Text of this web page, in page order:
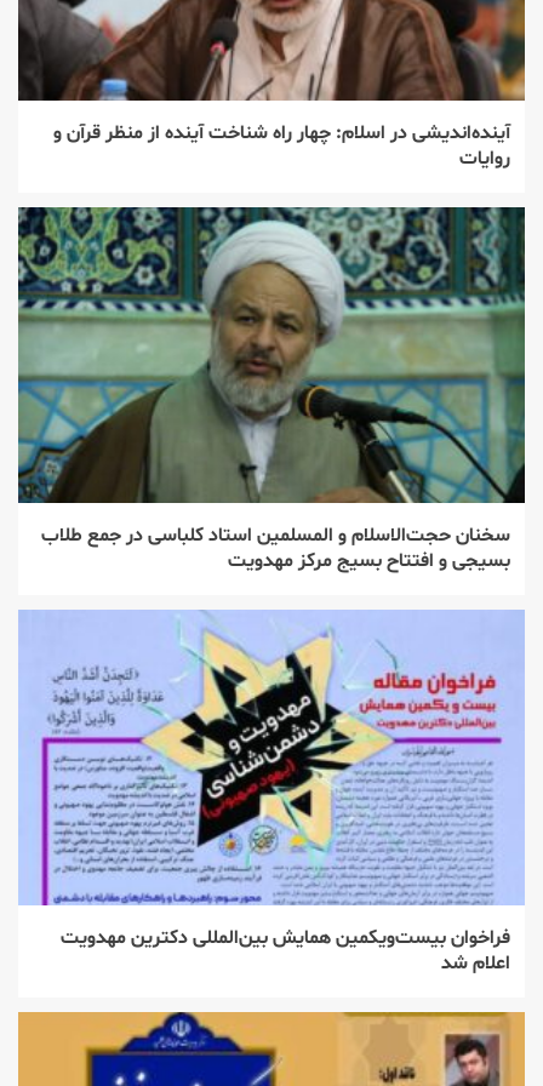
آینده‌اندیشی در اسلام: چهار راه شناخت آینده از منظر قرآن و
روایات
سخنان حجت‌الاسلام و المسلمین استاد کلباسی در جمع طلاب
بسیجی و افتتاح بسیج مرکز مهدویت
فراخوان بیست‌ویکمین همایش بین‌المللی دکترین مهدویت
اعلام شد